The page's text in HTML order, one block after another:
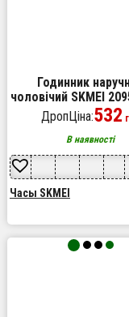
Годинник
чоловічий SKMEI
армійський
протиударний,
чоловічий
годинник
ДропЦіна:532
В наявності
Часы SKMEI